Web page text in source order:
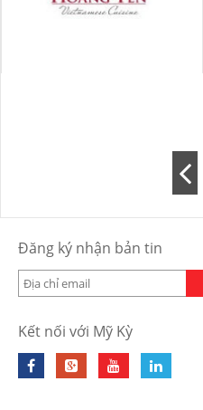
Đăng ký nhận bản tin
Kết nối với Mỹ Kỳ